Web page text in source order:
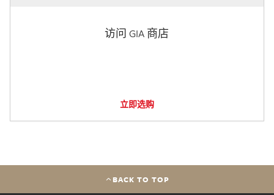
访问 GIA 商店
立即选购
BACK TO TOP